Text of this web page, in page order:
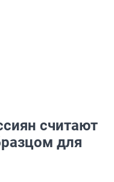
считают
для